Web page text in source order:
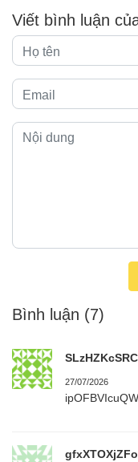
Viết bình luận
Bình luận (7)
27/07/2026